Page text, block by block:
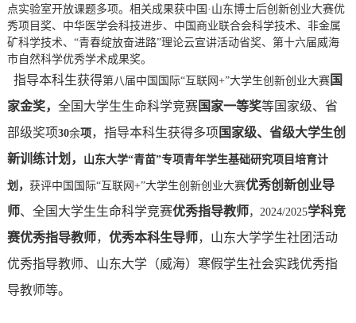
点实验室开放课题多项。 相关成果获中国 · 山东博士后创新创业大赛优
秀项目奖、 中华医学会科技进步、 中国商业联合会科学技术、非金属
矿科学技术、 “青春绽放奋进路”理论云宣讲活动省奖、 第十六届威海
市自然科学优秀学术成果奖。
指导本科生获得第八届中国国际“互联网 +”大学生创新创业大赛国
家金奖， 全国大学生生命科学竞赛国家一等奖等国家级、 省
部级奖项30余项， 指导本科生获得多项 国家级、省级大学生创
新训练计划，
山东大学“青苗”专项青年学生基础研究项目培育计
划， 获评中国国际“互联网 +”大学生创新创业大赛优秀创新创业导
师、全国大学生生命科学竞赛优秀指导教师， 2024/2025学科竞
赛优秀指导教师， 优秀本科生导师，山东大学学生社团活动
优秀指导教师、山东大学（威海）寒假学生社会实践优秀指
导教师等。